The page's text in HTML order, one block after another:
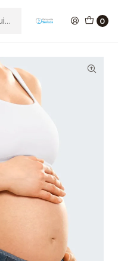
0
de maternidade